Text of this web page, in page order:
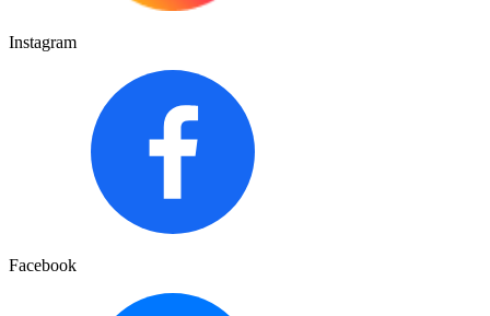
Instagram
Facebook